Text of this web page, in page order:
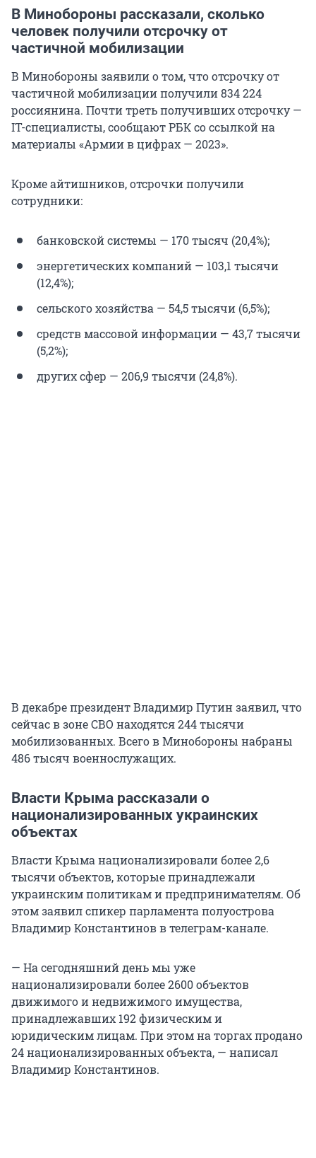
В Минобороны рассказали, сколько
человек получили отсрочку от
частичной мобилизации
В Минобороны заявили о том, что отсрочку от
частичной мобилизации получили 834 224
россиянина. Почти треть получивших отсрочку —
IT-специалисты, сообщают РБК со ссылкой на
материалы «Армии в цифрах — 2023».
Кроме айтишников, отсрочки получили
сотрудники:
банковской системы — 170 тысяч (20,4%);
энергетических компаний — 103,1 тысячи
(12,4%);
сельского хозяйства — 54,5 тысячи (6,5%);
средств массовой информации — 43,7 тысячи
(5,2%);
других сфер — 206,9 тысячи (24,8%).
В декабре президент Владимир Путин заявил, что
сейчас в зоне СВО находятся 244 тысячи
мобилизованных. Всего в Минобороны набраны
486 тысяч военнослужащих.
Власти Крыма рассказали о
национализированных украинских
объектах
Власти Крыма национализировали более 2,6
тысячи объектов, которые принадлежали
украинским политикам и предпринимателям. Об
этом заявил спикер парламента полуострова
Владимир Константинов в телеграм-канале.
— На сегодняшний день мы уже
национализировали более 2600 объектов
движимого и недвижимого имущества,
принадлежавших 192 физическим и
юридическим лицам. При этом на торгах продано
24 национализированных объекта, — написал
Владимир Константинов.